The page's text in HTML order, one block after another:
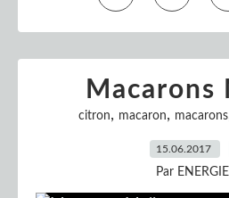
citron, macaron, macarons
15.06.2017
Par